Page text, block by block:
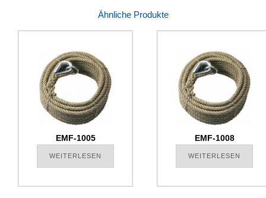
Ähnliche Produkte
EMF-1005
WEITERLESEN
EMF-1008
WEITERLESEN